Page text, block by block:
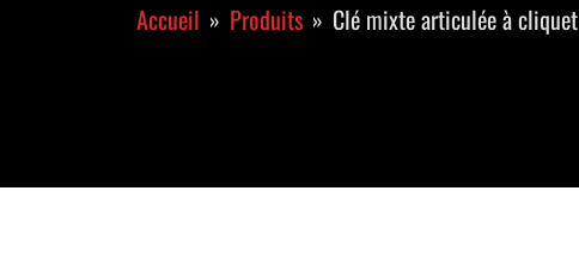
Accueil Produits Clé mixte articulée à cliquet